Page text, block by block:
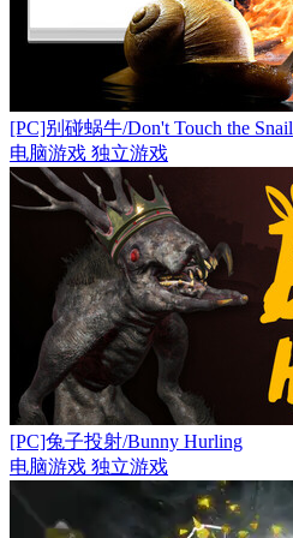
[PC]别碰蜗牛/Don't Touch the Snail
电脑游戏 独立游戏
[PC]兔子投射/Bunny Hurling
电脑游戏 独立游戏